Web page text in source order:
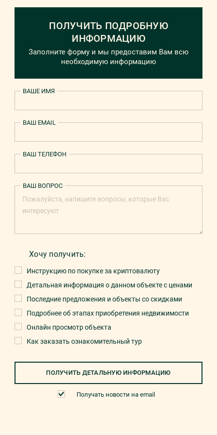
ПОЛУЧИТЬ ПОДРОБНУЮ
ИНФОРМАЦИЮ
Заполните форму и мы предоставим Вам всю
необходимую информацию
ВАШЕ ИМЯ
ВАШ EMAIL
ВАШ ТЕЛЕФОН
Хочу получить:
Инструкцию по покупке за криптовалюту
Детальная информация о данном объекте с ценами
Последние предложения и объекты со скидками
Подробнее об этапах приобретения недвижимости
Онлайн просмотр объекта
Как заказать ознакомительный тур
ВАШ ВОПРОС
ПОЛУЧИТЬ ДЕТАЛЬНУЮ ИНФОРМАЦИЮ
Получать новости на email